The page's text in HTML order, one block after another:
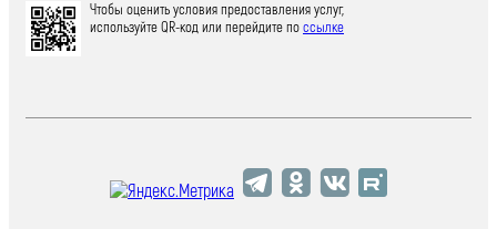
Чтобы оценить условия предоставления услуг,
используйте QR-код или перейдите поссылке